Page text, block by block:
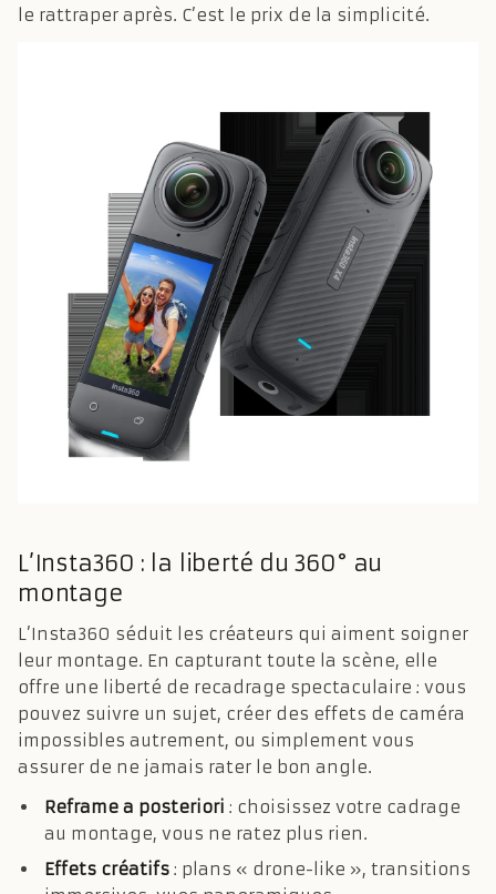
le rattraper après. C’est le prix de la simplicité.
L’Insta360 : la liberté du 360° au
montage
L’Insta360 séduit les créateurs qui aiment soigner
leur montage. En capturant toute la scène, elle
offre une liberté de recadrage spectaculaire : vous
pouvez suivre un sujet, créer des effets de caméra
impossibles autrement, ou simplement vous
assurer de ne jamais rater le bon angle.
Reframe a posteriori : choisissez votre cadrage
au montage, vous ne ratez plus rien.
Effets créatifs : plans « drone-like », transitions